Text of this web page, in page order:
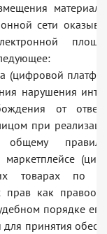
сети
(цифровой
нарушения
от
при
правилу,
товарах по
как
порядке
принятия